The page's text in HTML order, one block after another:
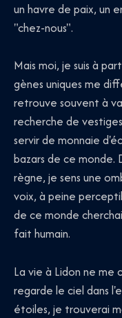
un havre de paix, un
"chez-nous".
Mais moi, je suis à
gènes uniques me
retrouve souvent à
recherche de
servir de monnaie
bazars de ce monde.
règne, je sens une
voix, à peine
de ce monde
fait humain.
La vie à Lidon ne me
regarde le ciel dans
étoiles, je trouverai